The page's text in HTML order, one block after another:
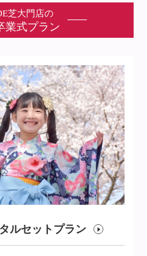
芝大門店の
業式プラン
ルセットプラ ン